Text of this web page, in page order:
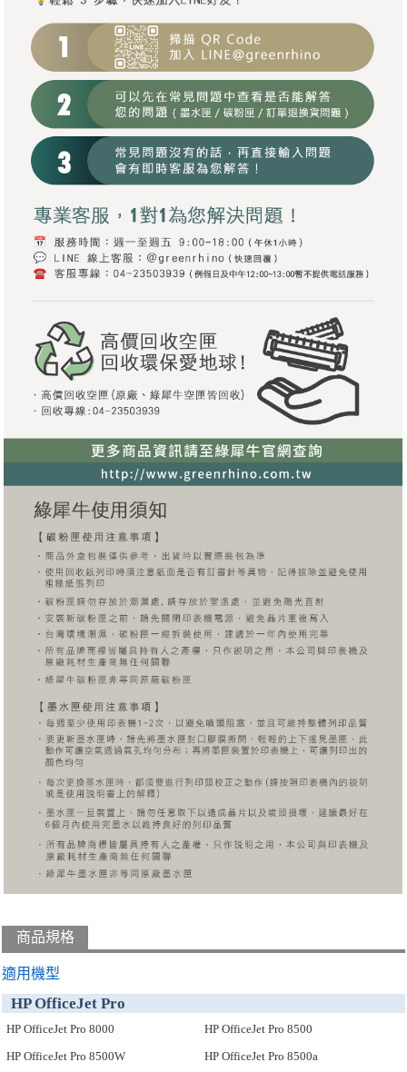
商品規格
適用機型
HP OfficeJet Pro
HP OfficeJet Pro 8000
HP OfficeJet Pro 8500
HP OfficeJet Pro 8500W
HP OfficeJet Pro 8500a